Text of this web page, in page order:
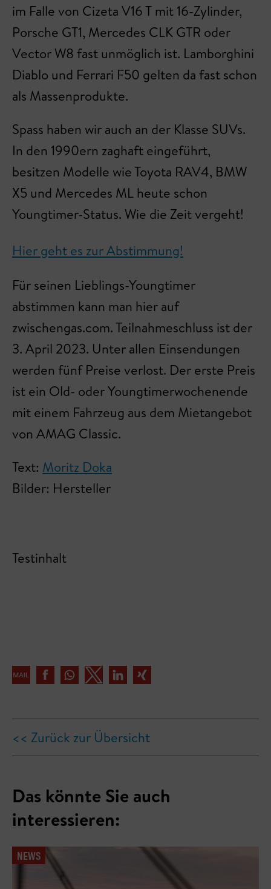
im Falle von Cizeta V16 T mit 16-Zylinder,
Porsche GT1, Mercedes CLK GTR oder
Vector W8 fast unmöglich ist. Lamborghini
Diablo und Ferrari F50 gelten da fast schon
als Massenprodukte.
Spass haben wir auch an der Klasse SUVs.
In den 1990ern zaghaft eingeführt,
besitzen Modelle wie Toyota RAV4, BMW
X5 und Mercedes ML heute schon
Youngtimer-Status. Wie die Zeit vergeht!
Hier geht es zur Abstimmung!
Für seinen Lieblings-Youngtimer
abstimmen kann man hier auf
zwischengas.com. Teilnahmeschluss ist der
3. April 2023. Unter allen Einsendungen
werden fünf Preise verlost. Der erste Preis
ist ein Old- oder Youngtimerwochenende
mit einem Fahrzeug aus dem Mietangebot
von AMAG Classic.
Text: Moritz Doka
Bilder: Hersteller
Testinhalt
<< Zurück zur Übersicht
Das könnte Sie auch
interessieren:
NEWS